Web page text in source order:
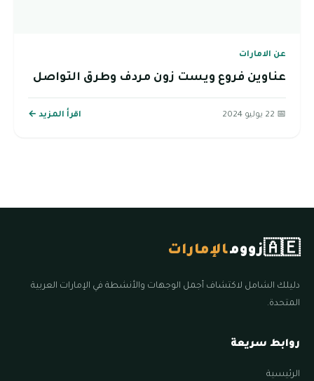
عن الامارات
عناوين فروع ويست زون مردف وطرق التواصل
📅 22 يوليو 2024 اقرأ المزيد ←
🇦🇪زوومالإمارات
دليلك الشامل لاكتشاف أجمل الوجهات والأنشطة في الإمارات العربية
المتحدة.
روابط سريعة
الرئيسية